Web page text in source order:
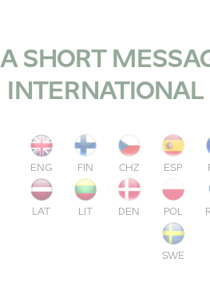
A SHORT
INTERNATIONAL
ENG FIN CHZ ESP
LAT LIT DEN POL
SWE